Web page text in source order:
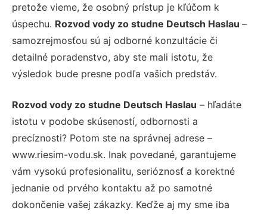
pretože vieme, že osobný prístup je kľúčom k
úspechu. Rozvod vody zo studne Deutsch Haslau –
samozrejmosťou sú aj odborné konzultácie či
detailné poradenstvo, aby ste mali istotu, že
výsledok bude presne podľa vašich predstáv.
Rozvod vody zo studne Deutsch Haslau – hľadáte
istotu v podobe skúseností, odbornosti a
precíznosti? Potom ste na správnej adrese –
www.riesim-vodu.sk. Inak povedané, garantujeme
vám vysokú profesionalitu, serióznosť a korektné
jednanie od prvého kontaktu až po samotné
dokončenie vašej zákazky. Keďže aj my sme iba